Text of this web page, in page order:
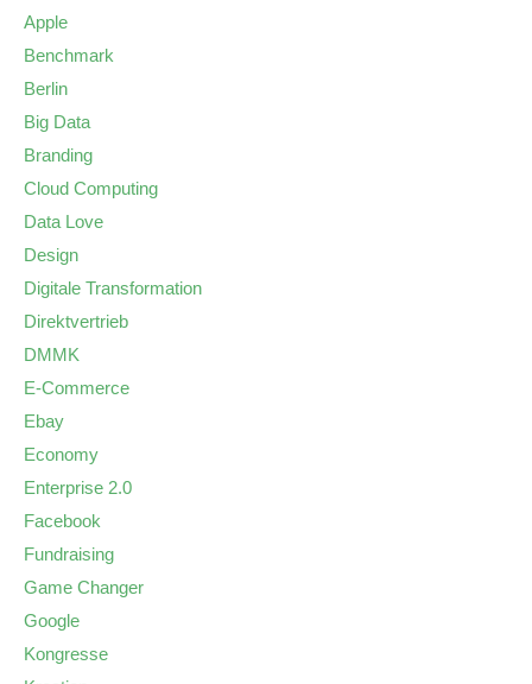
Apple
Benchmark
Berlin
Big Data
Branding
Cloud Computing
Data Love
Design
Digitale Transformation
Direktvertrieb
DMMK
E-Commerce
Ebay
Economy
Enterprise 2.0
Facebook
Fundraising
Game Changer
Google
Kongresse